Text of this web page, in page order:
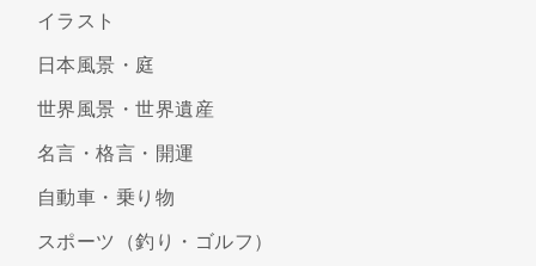
イラスト
日本風景・庭
世界風景・世界遺産
名言・格言・開運
自動車・乗り物
スポーツ（釣り・ゴルフ）